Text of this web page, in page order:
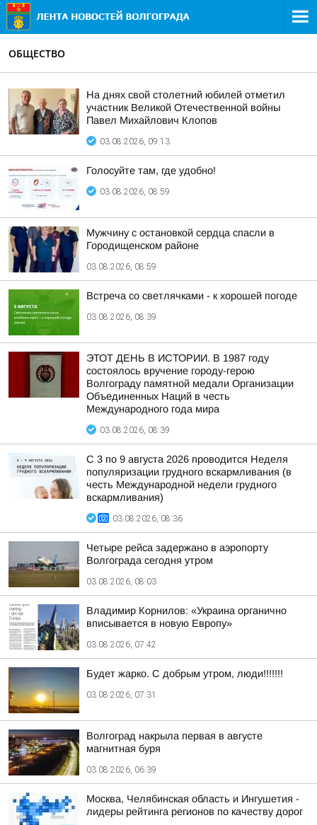
ОБЩЕСТВО
На днях свой столетний юбилей отметил
участник Великой Отечественной войны
Павел Михайлович Клопов
03.08.2026, 09:13
Голосуйте там, где удобно!
03.08.2026, 08:59
Мужчину с остановкой сердца спасли в
Городищенском районе
03.08.2026, 08:59
Встреча со светлячками - к хорошей погоде
03.08.2026, 08:39
ЭТОТ ДЕНЬ В ИСТОРИИ. В 1987 году
состоялось вручение городу-герою
Волгограду памятной медали Организации
Объединенных Наций в честь
Международного года мира
03.08.2026, 08:39
С 3 по 9 августа 2026 проводится Неделя
популяризации грудного вскармливания (в
честь Международной недели грудного
вскармливания)
03.08.2026, 08:36
Четыре рейса задержано в аэропорту
Волгограда сегодня утром
03.08.2026, 08:03
Владимир Корнилов: «Украина органично
вписывается в новую Европу»
03.08.2026, 07:42
Будет жарко. С добрым утром, люди!!!!!!!
03.08.2026, 07:31
Волгоград накрыла первая в августе
магнитная буря
03.08.2026, 06:39
Москва, Челябинская область и Ингушетия -
лидеры рейтинга регионов по качеству дорог